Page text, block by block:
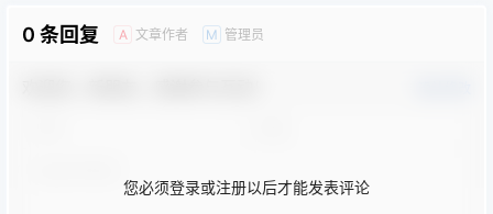
0 条回复 A 文章作者 M 管理员
您必须登录或注册以后才能发表评论